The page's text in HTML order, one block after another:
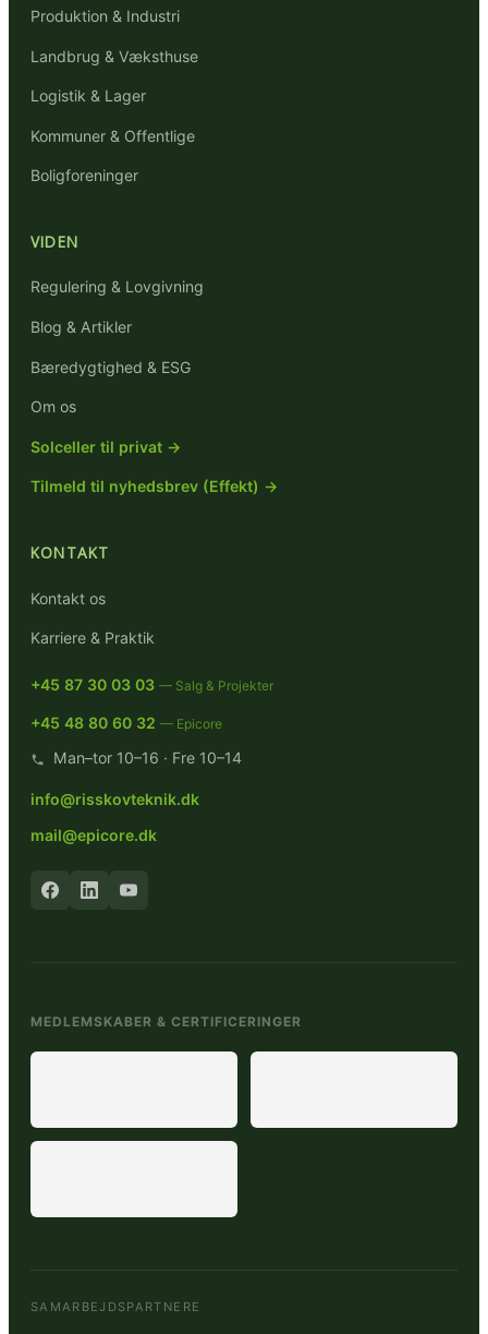
Produktion & Industri
Landbrug & Væksthuse
Logistik & Lager
Kommuner & Offentlige
Boligforeninger
VIDEN
Regulering & Lovgivning
Blog & Artikler
Bæredygtighed & ESG
Om os
Solceller til privat →
Tilmeld til nyhedsbrev (Effekt) →
KONTAKT
Kontakt os
Karriere & Praktik
+45 87 30 03 03 — Salg & Projekter
+45 48 80 60 32 — Epicore
Man–tor 10–16 · Fre 10–14
info@risskovteknik.dk
mail@epicore.dk
MEDLEMSKABER & CERTIFICERINGER
SAMARBEJDSPARTNERE